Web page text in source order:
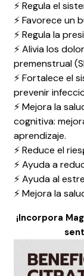
⚡Regula el
⚡Favorece un
⚡Regula la
⚡Alivia los
premenstrual
⚡ Fortalece el
prevenir
⚡Mejora la
cognitiva:
aprendizaje.
⚡Reduce el
⚡Ayuda a
⚡Ayuda al
⚡ Mejora la
¡Incorpora